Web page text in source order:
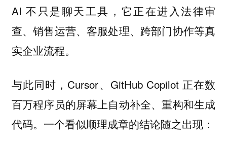
AI 不只是聊天工具，它正在进入法律审
查、销售运营、客服处理、跨部门协作等真
实企业流程。
与此同时，Cursor、GitHub Copilot 正在数
百万程序员的屏幕上自动补全、重构和生成
代码。一个看似顺理成章的结论随之出现：